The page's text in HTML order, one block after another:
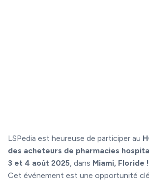
LSPedia est heureuse de participer au
des acheteurs de pharmacies
3 et 4 août 2025, dans Miami, Floride !
Cet événement est une opportunité